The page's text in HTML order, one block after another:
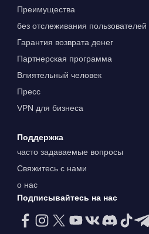
Преимущества
без отслеживания пользователей
Гарантия возврата денег
Партнерская программа
Влиятельный человек
Пресс
VPN для бизнеса
Поддержка
часто задаваемые вопросы
Свяжитесь с нами
о нас
Подписывайтесь на нас